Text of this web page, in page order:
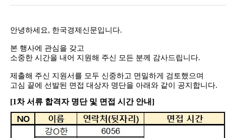
안녕하세요, 한국경제신문입니다.
본 행사에 관심을 갖고
소중한 시간을 내어 지원해 주신 모든 분께 감사드립니다.
제출해 주신 지원서를 모두 신중하고 면밀하게 검토했으며
고심 끝에 선발된 면접 대상자 명단을 아래와 같이 공지합니다.
[1차 서류 합격자 명단 및 면접 시간 안내]